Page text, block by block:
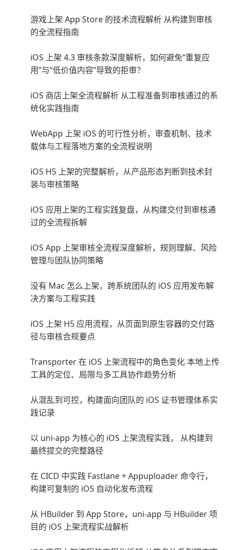
游戏上架 App Store 的技术流程解析 从构建到审核
的全流程指南
iOS 上架 4.3 审核条款深度解析，如何避免“重复应
用”与“低价值内容”导致的拒审？
iOS 商店上架全流程解析 从工程准备到审核通过的系
统化实践指南
WebApp 上架 iOS 的可行性分析，审查机制、技术
载体与工程落地方案的全流程说明
iOS H5 上架的完整解析，从产品形态判断到技术封
装与审核策略
iOS 应用上架的工程实践复盘，从构建交付到审核通
过的全流程拆解
iOS App 上架审核全流程深度解析，规则理解、风险
管理与团队协同策略
没有 Mac 怎么上架，跨系统团队的 iOS 应用发布解
决方案与工程实践
iOS 上架 H5 应用流程，从页面到原生容器的交付路
径与审核合规要点
Transporter 在 iOS 上架流程中的角色变化 本地上传
工具的定位、局限与多工具协作趋势分析
从混乱到可控，构建面向团队的 iOS 证书管理体系实
践记录
以 uni-app 为核心的 iOS 上架流程实践， 从构建到
最终提交的完整路径
在 CICD 中实践 Fastlane + Appuploader 命令行，
构建可复制的 iOS 自动化发布流程
从 HBuilder 到 App Store，uni-app 与 HBuilder 项
目的 iOS 上架流程实战解析